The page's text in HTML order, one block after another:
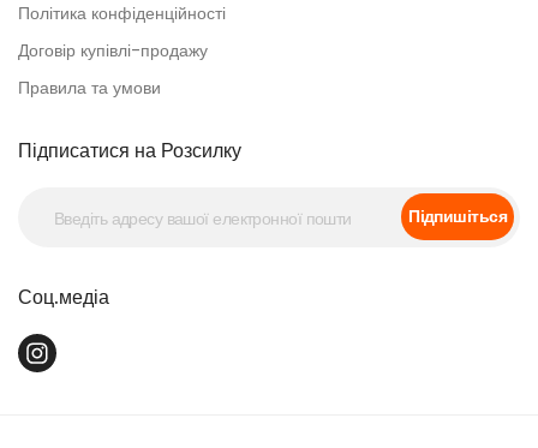
Політика конфіденційності
Договір купівлі-продажу
Правила та умови
Підписатися на Розсилку
Підпишіться
Соц.медіа